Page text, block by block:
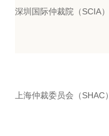
深圳国际仲裁院（SCIA）
上海仲裁委员会（SHAC）